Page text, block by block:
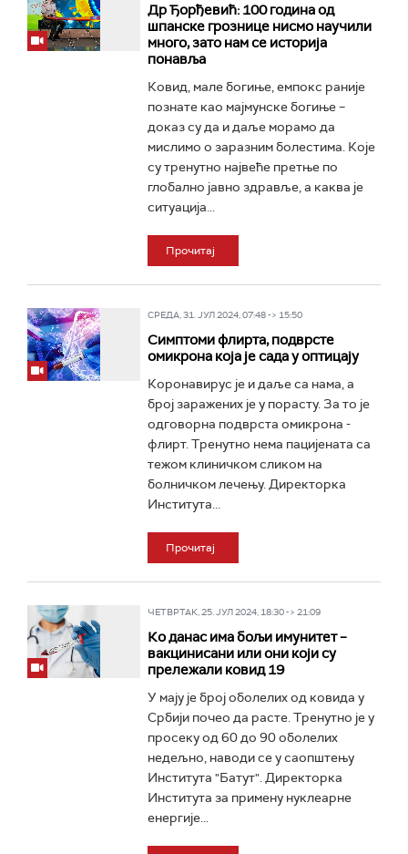
Др Ђорђевић: 100 година од
шпанске грознице нисмо научили
много, зато нам се историја
понавља
Ковид, мале богиње, емпокс раније
познате као мајмунске богиње –
доказ су да и даље морамо да
мислимо о заразним болестима. Које
су тренутно највеће претње по
глобално јавно здравље, а каква је
ситуација...
Прочитај
СРЕДА, 31. ЈУЛ 2024, 07:48 -> 15:50
Симптоми флирта, подврсте
омикрона која је сада у оптицају
Коронавирус је и даље са нама, а
број заражених је у порасту. За то је
одговорна подврста омикрона -
флирт. Тренутно нема пацијената са
тежом клиничком сликом на
болничком лечењу. Директорка
Института...
Прочитај
ЧЕТВРТАК, 25. ЈУЛ 2024, 18:30 -> 21:09
Ко данас има бољи имунитет –
вакцинисани или они који су
прележали ковид 19
У мају је број оболелих од ковида у
Србији почео да расте. Тренутно је у
просеку од 60 до 90 оболелих
недељно, наводи се у саопштењу
Института "Батут". Директорка
Института за примену нуклеарне
енергије...